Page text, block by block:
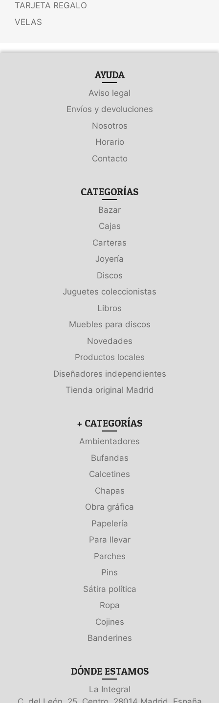
TARJETA REGALO
VELAS
AYUDA
Aviso legal
Envíos y devoluciones
Nosotros
Horario
Contacto
CATEGORÍAS
Bazar
Cajas
Carteras
Joyería
Discos
Juguetes coleccionistas
Libros
Muebles para discos
Novedades
Productos locales
Diseñadores independientes
Tienda original Madrid
+ CATEGORÍAS
Ambientadores
Bufandas
Calcetines
Chapas
Obra gráfica
Papelería
Para llevar
Parches
Pins
Sátira política
Ropa
Cojines
Banderines
DÓNDE ESTAMOS
La Integral